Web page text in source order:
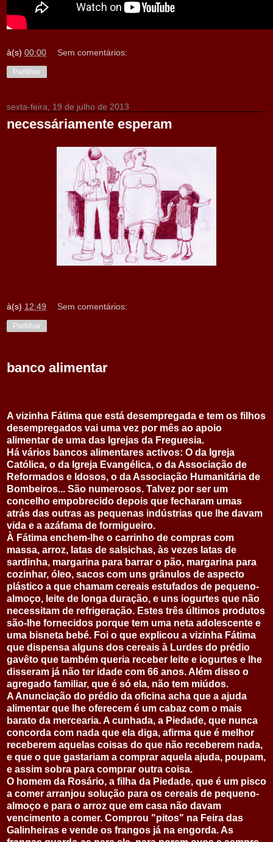
à(s) 00:00 Sem comentários:
Partilhar
sexta-feira, 19 de julho de 2013
necessáriamente esperam
à(s) 12:49 Sem comentários:
Partilhar
banco alimentar
A vizinha Fátima que está desempregada e tem os filhos
desempregados vai uma vez por mês ao apoio
alimentar de uma das Igrejas da Freguesia.
Há vários bancos alimentares activos: O da Igreja
Católica, o da Igreja Evangélica, o da Associação de
Reformados e Idosos, o da Associação Humanitária de
Bombeiros... São numerosos. Talvez por ser um
concelho empobrecido depois que fecharam umas
atrás das outras as pequenas indústrias que lhe davam
vida e a azáfama de formigueiro.
À Fátima enchem-lhe o carrinho de compras com
massa, arroz, latas de salsichas, às vezes latas de
sardinha, margarina para barrar o pão, margarina para
cozinhar, óleo, sacos com uns grânulos de aspecto
plástico a que chamam cereais estufados de pequeno-
almoço, leite de longa duração, e uns iogurtes que não
necessitam de refrigeração. Estes três últimos produtos
são-lhe fornecidos porque tem uma neta adolescente e
uma bisneta bebé. Foi o que explicou a vizinha Fátima
que dispensa alguns dos cereais à Lurdes do prédio
gavêto que também queria receber leite e iogurtes e lhe
disseram já não ter idade com 66 anos. Além disso o
agregado familiar, que é só ela, não tem miúdos.
A Anunciação do prédio da oficina acha que a ajuda
alimentar que lhe oferecem é um cabaz com o mais
barato da mercearia. A cunhada, a Piedade, que nunca
concorda com nada que ela diga, afirma que é melhor
receberem aquelas coisas do que não receberem nada,
e que o que gastariam a comprar aquela ajuda, poupam,
e assim sobra para comprar outra coisa.
O homem da Rosário, a filha da Piedade, que é um pisco
a comer arranjou solução para os cereais de pequeno-
almoço e para o arroz que em casa não davam
vencimento a comer. Comprou "pitos" na Feira das
Galinheiras e vende os frangos já na engorda. As